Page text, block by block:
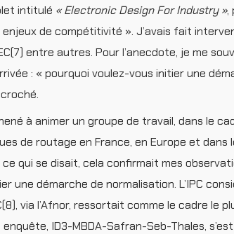
intitulé « Electronic Design For Industry »,
de compétitivité ». J’avais fait
entre autres. Pour l’anecdote, je me
: « pourquoi voulez-vous initier une
à animer un groupe de travail, dans le
de routage en France, en Europe et dans
qui se disait, cela confirmait mes
une démarche de normalisation. L’IPC
via l’Afnor, ressortait comme le cadre le
ID3-MBDA-Safran-Seb-Thales,